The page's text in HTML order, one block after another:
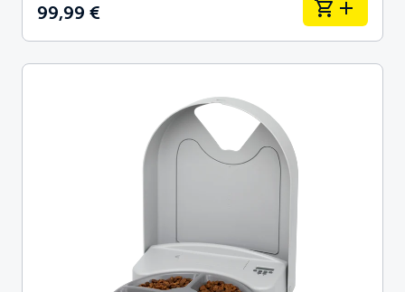
99,99 €